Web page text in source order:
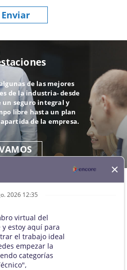
Enviar
de las mejores
de la industria- desde
un seguro integral y
libre hasta un plan
de la empresa.
como propiedad de sus
solicitantes cualificados serán
sin distinción de raza, color, sexo,
de género, religión, nacionalidad,
edad, estado civil,
o cualquier otra condición